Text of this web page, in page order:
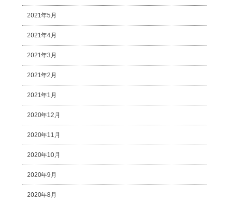
2021年5月
2021年4月
2021年3月
2021年2月
2021年1月
2020年12月
2020年11月
2020年10月
2020年9月
2020年8月